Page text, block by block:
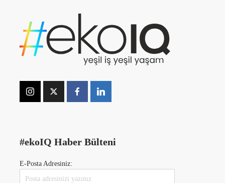
#ekoIQ Haber Bülteni
E-Posta Adresiniz: